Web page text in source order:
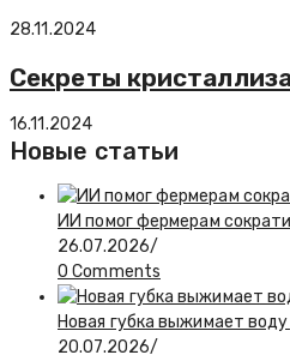
28.11.2024
Секреты
16.11.2024
Новые статьи
ИИ помог фермерам
26.07.2026/
0 Comments
Новая губка выжимает
20.07.2026/